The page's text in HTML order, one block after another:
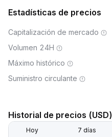
Estadísticas de precios
Capitalización de mercado
Volumen 24H
Máximo histórico
Suministro circulante
Historial de precios (USD)
Hoy 7 días